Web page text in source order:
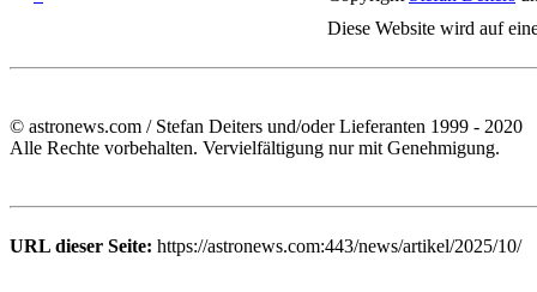
Diese Website wird auf
© astronews.com / Stefan Deiters und/oder Lieferanten 1999 - 2020
Alle Rechte vorbehalten. Vervielfältigung nur mit Genehmigung.
URL dieser Seite: https://astronews.com:443/news/artikel/2025/10/